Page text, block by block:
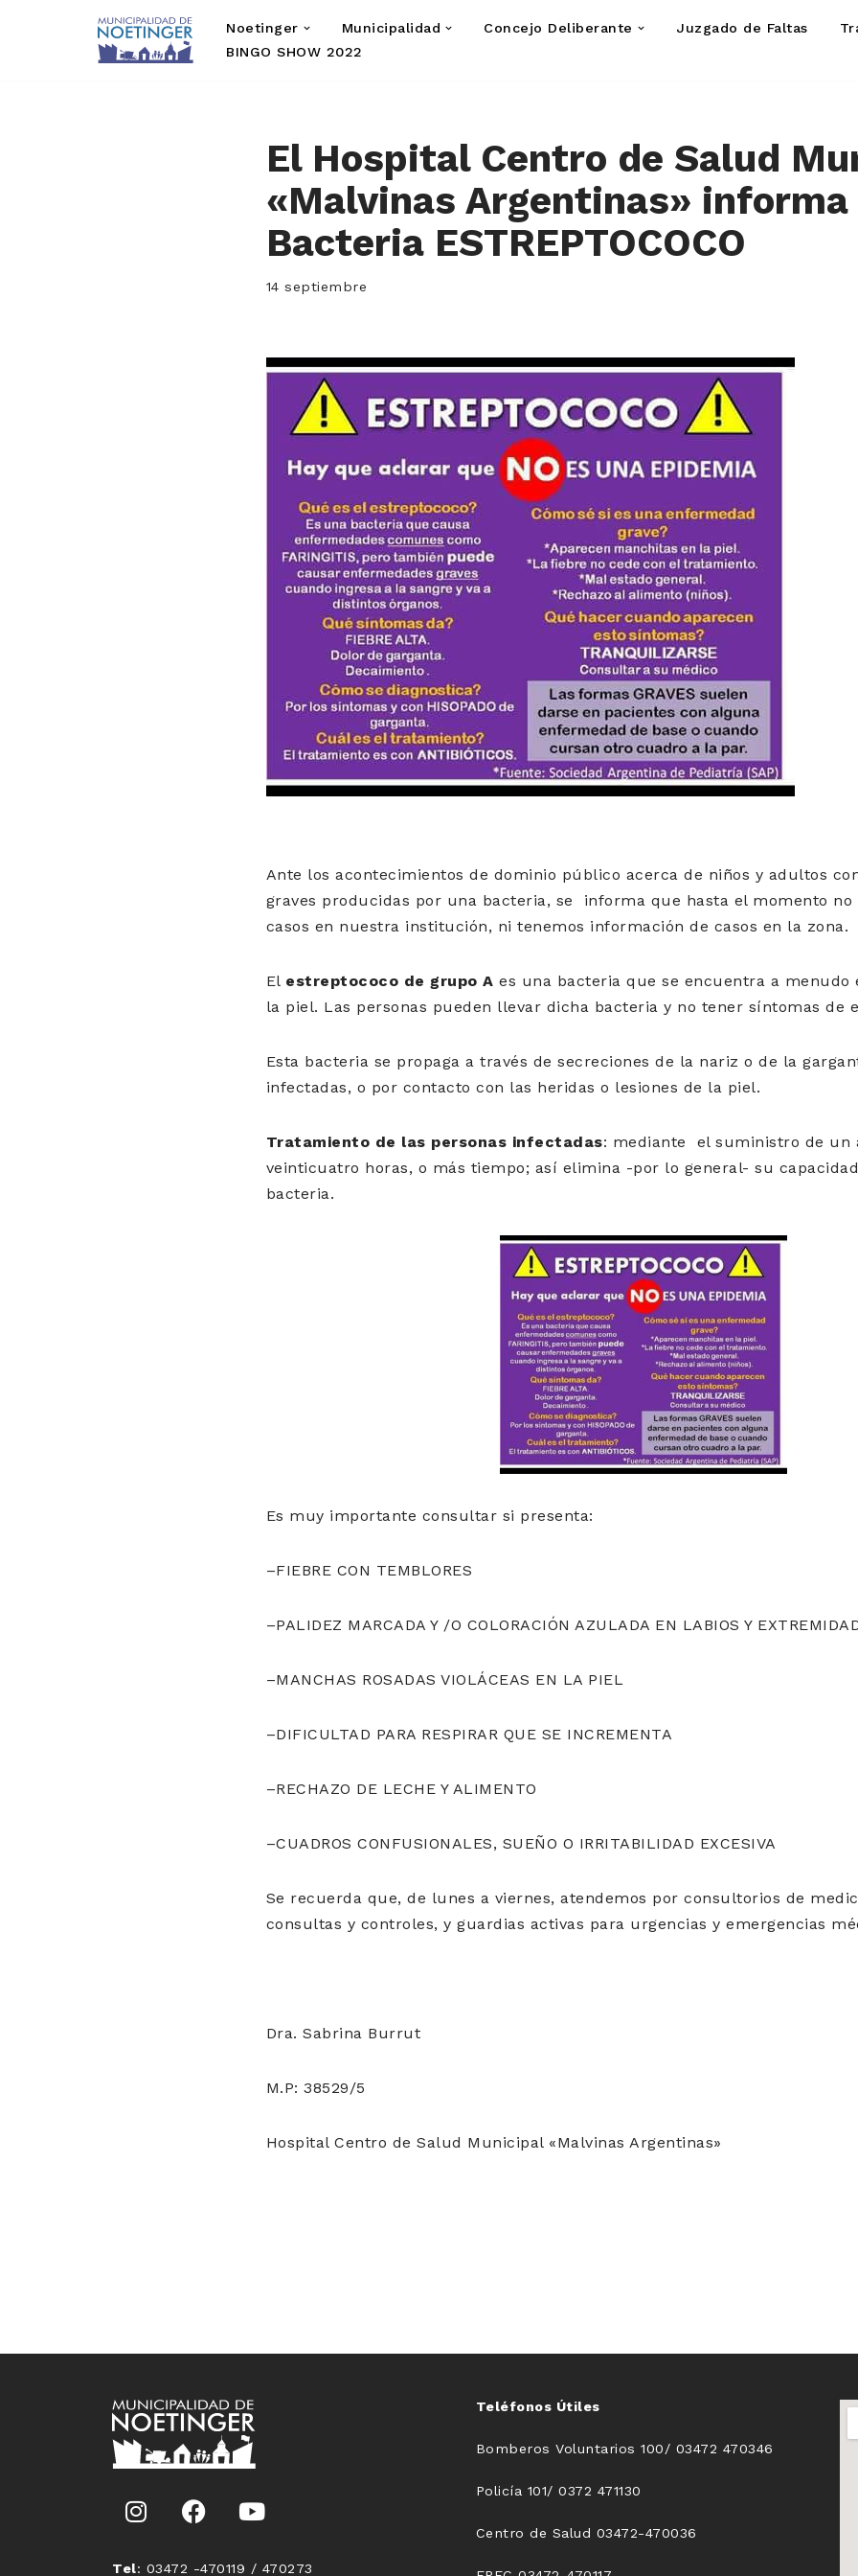
Noetinger Municipalidad Concejo Deliberante Juzgado de Faltas
BINGO SHOW 2022
El Hospital Centro de Salud
«Malvinas Argentinas» informa
Bacteria ESTREPTOCOCO
14 septiembre
Ante los acontecimientos de dominio público acerca de niños y adultos
graves producidas por una bacteria, se informa que hasta el momento no
casos en nuestra institución, ni tenemos información de casos en la zona.
El estreptococo de grupo A es una bacteria que se encuentra a menudo
la piel. Las personas pueden llevar dicha bacteria y no tener síntomas de
Esta bacteria se propaga a través de secreciones de la nariz o de la
infectadas, o por contacto con las heridas o lesiones de la piel.
Tratamiento de las personas infectadas: mediante el suministro de un
veinticuatro horas, o más tiempo; así elimina -por lo general- su
bacteria.
Es muy importante consultar si presenta:
–FIEBRE CON TEMBLORES
–PALIDEZ MARCADA Y /O COLORACIÓN AZULADA EN LABIOS Y
–MANCHAS ROSADAS VIOLÁCEAS EN LA PIEL
–DIFICULTAD PARA RESPIRAR QUE SE INCREMENTA
–RECHAZO DE LECHE Y ALIMENTO
–CUADROS CONFUSIONALES, SUEÑO O IRRITABILIDAD EXCESIVA
Se recuerda que, de lunes a viernes, atendemos por consultorios de
consultas y controles, y guardias activas para urgencias y emergencias
Dra. Sabrina Burrut
M.P: 38529/5
Hospital Centro de Salud Municipal «Malvinas Argentinas»
Tel: 03472 -470119 / 470273
Teléfonos Útiles
Bomberos Voluntarios 100/ 03472 470346
Policía 101/ 0372 471130
Centro de Salud 03472-470036